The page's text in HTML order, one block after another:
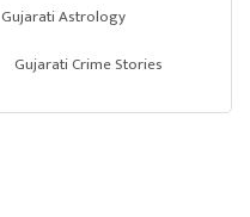
Gujarati Astrology
Gujarati Crime Stories